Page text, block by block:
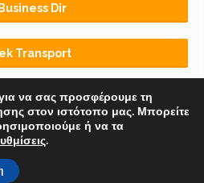
Dir
Transport
ΟΡΟΙ ΧΡΗΣΗΣ
Telecommerce IKE
να σας προσφέρουμε τη
στον ιστότοπο μας. Μπορείτε
ή να τα
.